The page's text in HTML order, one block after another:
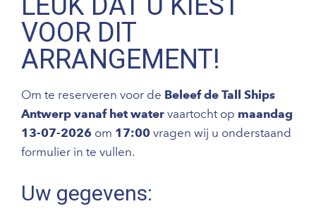
VOOR DIT
ARRANGEMENT!
Om te reserveren voor de Beleef de Tall Ships
Antwerp vanaf het water vaartocht op maandag
13-07-2026 om 17:00 vragen wij u onderstaand
formulier in te vullen.
Uw gegevens: